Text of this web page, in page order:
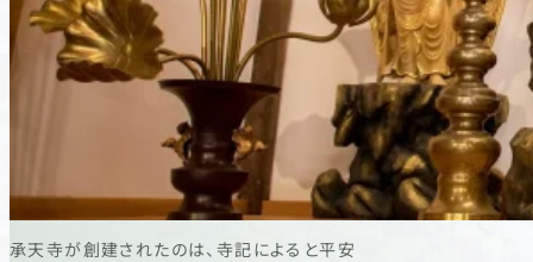
承天寺が創建されたのは、寺記によると平安